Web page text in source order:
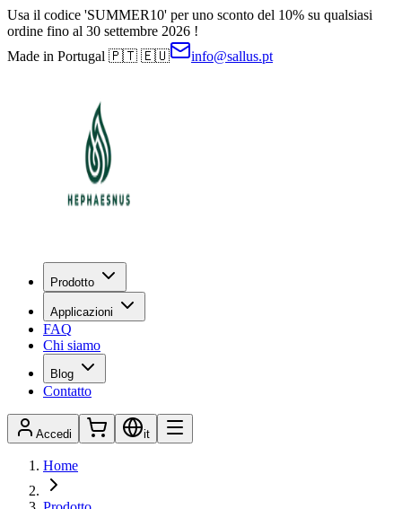
Usa il codice 'SUMMER10' per uno sconto del 10% su qualsiasi
ordine fino al 30 settembre 2026 !
Made in Portugal 🇵🇹 🇪🇺
info@sallus.pt
Prodotto
Applicazioni
FAQ
Chi siamo
Blog
Contatto
Accedi it
Home